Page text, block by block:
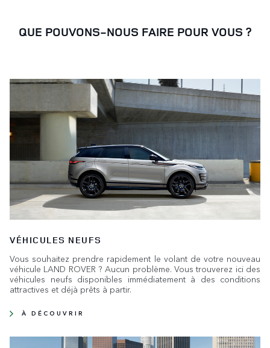
QUE POUVONS-NOUS FAIRE POUR VOUS ?
VÉHICULES NEUFS
Vous souhaitez prendre rapidement le volant de votre nouveau
véhicule LAND ROVER ? Aucun problème. Vous trouverez ici des
véhicules neufs disponibles immédiatement à des conditions
attractives et déjà prêts à partir.
À DÉCOUVRIR